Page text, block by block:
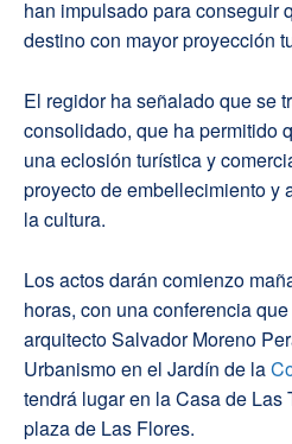
han impulsado para conseguir
destino con mayor proyección
El regidor ha señalado que se
consolidado, que ha permitido
una eclosión turística y
proyecto de embellecimiento y
la cultura.
Los actos darán comienzo
horas, con una conferencia
arquitecto Salvador Moreno
Urbanismo en el Jardín de la
tendrá lugar en la Casa de Las
plaza de Las Flores.